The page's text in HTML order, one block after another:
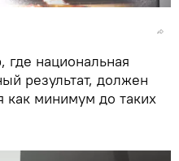
где национальная
результат, должен
как минимум до таких